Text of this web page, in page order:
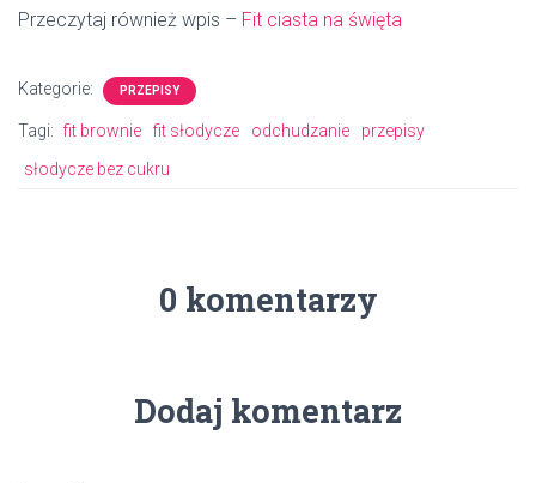
Przeczytaj również wpis – Fit ciasta na święta
Kategorie: PRZEPISY
Tagi: fit brownie fit słodycze odchudzanie
przepisy
słodycze bez cukru
0 komentarzy
Dodaj komentarz